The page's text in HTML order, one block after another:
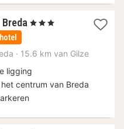
1
114
, 3 Sterren
· 15.6 km van Gilze
ligging
centrum van Breda